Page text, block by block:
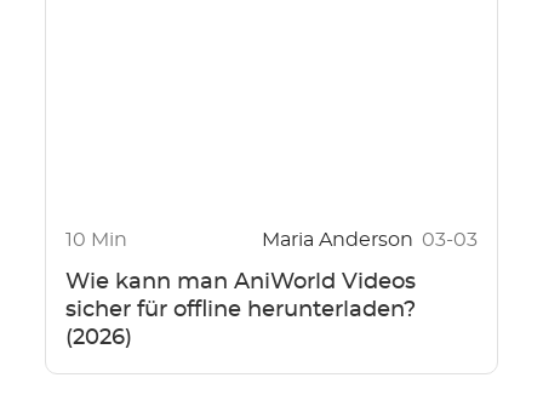
10 Min Maria Anderson 03-03
Wie kann man AniWorld Videos
sicher für offline herunterladen?
(2026)